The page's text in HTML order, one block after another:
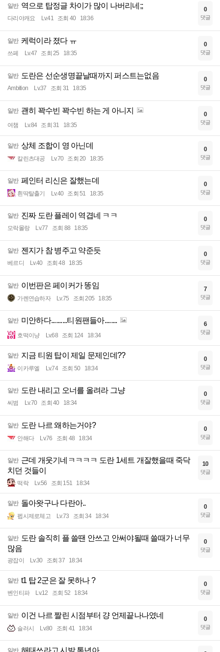
일반 역으로 탑정글 차이가 많이 나버리네;;
다리야캐요 Lv.41 조회 40 18:36
0
댓글
일반 케럭이라 졌다 ㅠ
쓰페 Lv.47 조회 25 18:35
0
댓글
일반 도란은 선순생명끝날때까지 퍼스트는없음
Ambition Lv.37 조회 31 18:35
0
댓글
일반 괜히 꽉수빈 꽉수빈 하는 게 아니지
여챔 Lv.84 조회 31 18:35
0
댓글
일반 상체 조합이 영 아닌데
칼린츠대공 Lv.70 조회 20 18:35
0
댓글
일반 페인터 리신은 잘했는데
흰딱탈출기 Lv.40 조회 51 18:35
0
댓글
일반 진짜 도란 플레이 역겹네 ㅋㅋ
모락몰랑 Lv.77 조회 88 18:35
0
댓글
일반 젠지가 참 병주고 약준듯
베르디 Lv.40 조회 48 18:35
0
댓글
일반 이번판은 페이커가 똥임
가렌연습하자 Lv.75 조회 205 18:35
7
댓글
일반 미안하다..........티원팬들아........
호떡이냥 Lv.68 조회 124 18:34
6
댓글
일반 지금 티원 탑이 제일 문제인데??
이카루엘 Lv.74 조회 50 18:34
0
댓글
일반 도란 내리고 오너를 올려라 그냥
씨범 Lv.70 조회 40 18:34
0
댓글
일반 도란 나르 왜하는거야?
안해다 Lv.76 조회 48 18:34
0
댓글
일반 근데 개웃기네ㅋㅋㅋㅋ 도란 1세트 개잘했을때 죽닥
치던 것들이
떡락 Lv.56 조회 151 18:34
10
댓글
일반 돌아왓구나 다란아..
펩시제로체고 Lv.73 조회 34 18:34
0
댓글
일반 도란 솔직히 플 쓸땐 안쓰고 안써야될때 쓸때가 너무
많음
광잡이 Lv.30 조회 37 18:34
0
댓글
일반 t1 탑 2군은 잘 못하나 ?
벤인티파 Lv.12 조회 52 18:34
0
댓글
일반 이건 나르 짤린 시점부터 걍 언제끝나나였네
슬러시 Lv.80 조회 41 18:34
0
댓글
일반 해태쓰라고 시발 톰년아